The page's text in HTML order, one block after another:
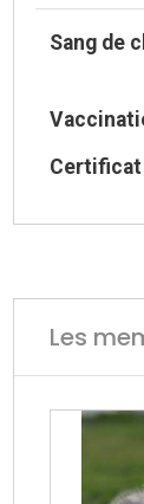
Sang de
Certificat
Les